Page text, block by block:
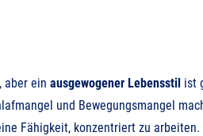
aber ein ausgewogener Lebensstil ist
und Bewegungsmangel
Fähigkeit, konzentriert zu arbeiten.